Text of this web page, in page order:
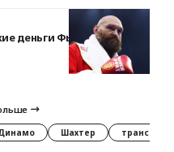
деньги Фьюри готов
Шахтер трансферы